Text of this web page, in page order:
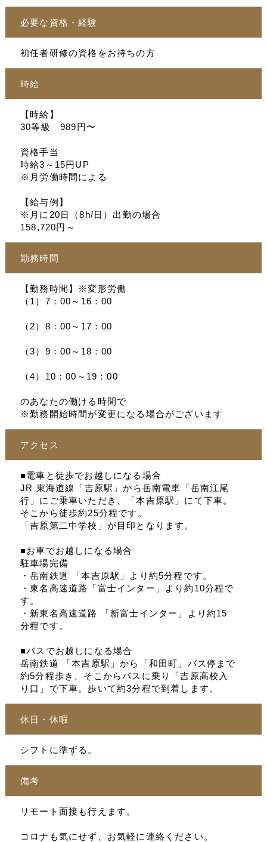
必要な資格・経験
初任者研修の資格をお持ちの方
時給
【時給】
30等級 989円〜
資格手当
時給3～15円UP
※月労働時間による
【給与例】
※月に20日（8h/日）出勤の場合
158,720円～
勤務時間
【勤務時間】※変形労働
（1）7：00～16：00
（2）8：00～17：00
（3）9：00～18：00
（4）10：00～19：00
のあなたの働ける時間で
※勤務開始時間が変更になる場合がございます
アクセス
■電車と徒歩でお越しになる場合
JR 東海道線「吉原駅」から岳南電車「岳南江尾
行」にご乗車いただき、「本吉原駅」にて下車。
そこから徒歩約25分程です。
「吉原第二中学校」が目印となります。
■お車でお越しになる場合
駐車場完備
・岳南鉄道 「本吉原駅」より約5分程です。
・東名高速道路「富士インター」より約10分程で
す。
・新東名高速道路 「新富士インター」より約15
分程です。
■バスでお越しになる場合
岳南鉄道 「本吉原駅」から「和田町」バス停まで
約5分程歩き、そこからバスに乗り「吉原高校入
り口」で下車。歩いて約3分程で到着します。
休日・休暇
シフトに準ずる。
備考
リモート面接も行えます。
コロナも気にせず、お気軽に連絡ください。